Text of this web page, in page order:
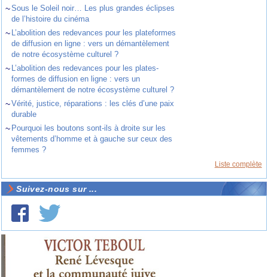
~Sous le Soleil noir… Les plus grandes éclipses
de l’histoire du cinéma
~ L’abolition des redevances pour les plateformes
de diffusion en ligne : vers un démantèlement
de notre écosystème culturel ?
~ L’abolition des redevances pour les plates-
formes de diffusion en ligne : vers un
démantèlement de notre écosystème culturel ?
~Vérité, justice, réparations : les clés d’une paix
durable
~ Pourquoi les boutons sont-ils à droite sur les
vêtements d’homme et à gauche sur ceux des
femmes ?
Liste complète
Suivez-nous sur ...